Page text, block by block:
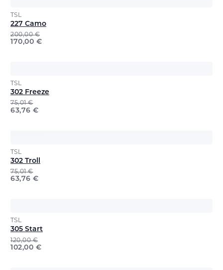
TSL
227 Camo
200,00€
170,00 €
TSL
302 Freeze
75,01€
63,76 €
TSL
302 Troll
75,01€
63,76 €
TSL
305 Start
120,00€
102,00 €